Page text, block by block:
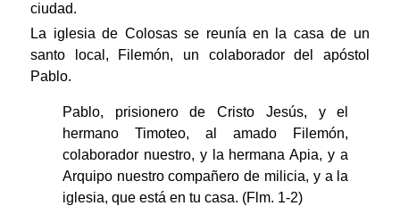
ciudad.
La iglesia de Colosas se reunía en la casa de un
santo local, Filemón, un colaborador del apóstol
Pablo.
Pablo, prisionero de Cristo Jesús, y el
hermano Timoteo, al amado Filemón,
colaborador nuestro, y la hermana Apia, y a
Arquipo nuestro compañero de milicia, y a la
iglesia, que está en tu casa. (Flm. 1-2)